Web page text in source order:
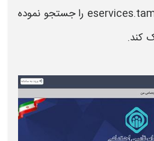
کارفرما، باید آدرس eservices.tamin.ir را جستجو نموده
کند.